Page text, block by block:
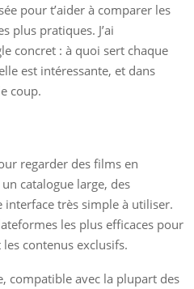
pour t’aider à comparer les
plus pratiques. J’ai
concret : à quoi sert chaque
est intéressante, et dans
coup.
regarder des films en
catalogue large, des
très simple à utiliser.
les plus efficaces pour
contenus exclusifs.
compatible avec la plupart des